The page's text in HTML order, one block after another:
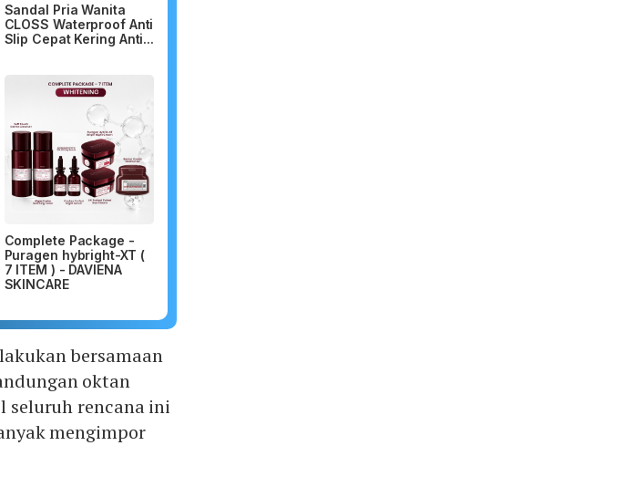
Sandal Pria Wanita
CLOSS Waterproof Anti
Slip Cepat Kering Anti...
Complete Package -
Puragen hybright-XT (
7 ITEM ) - DAVIENA
SKINCARE
bersamaan
oktan
seluruh rencana ini
mengimpor